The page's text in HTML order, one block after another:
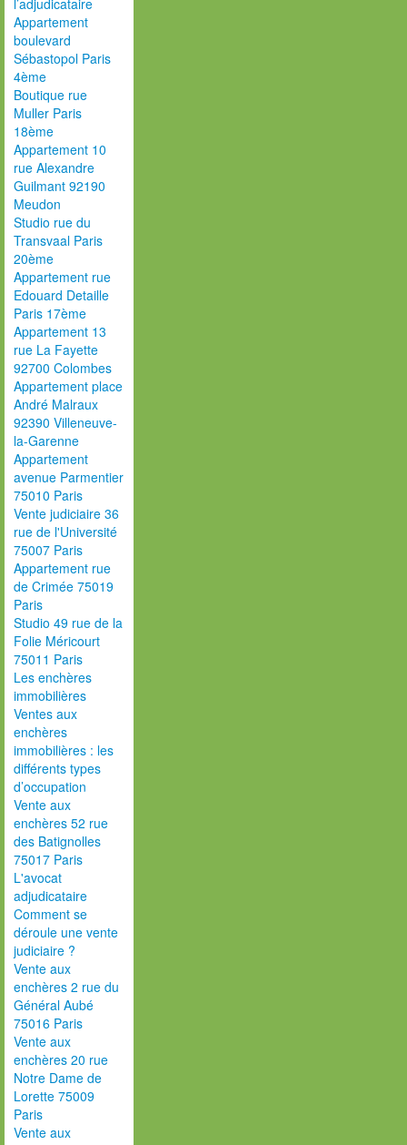
l’adjudicataire
Appartement
boulevard
Sébastopol Paris
4ème
Boutique rue
Muller Paris
18ème
Appartement 10
rue Alexandre
Guilmant 92190
Meudon
Studio rue du
Transvaal Paris
20ème
Appartement rue
Edouard Detaille
Paris 17ème
Appartement 13
rue La Fayette
92700 Colombes
Appartement place
André Malraux
92390 Villeneuve-
la-Garenne
Appartement
avenue Parmentier
75010 Paris
Vente judiciaire 36
rue de l'Université
75007 Paris
Appartement rue
de Crimée 75019
Paris
Studio 49 rue de la
Folie Méricourt
75011 Paris
Les enchères
immobilières
Ventes aux
enchères
immobilières : les
différents types
d’occupation
Vente aux
enchères 52 rue
des Batignolles
75017 Paris
L'avocat
adjudicataire
Comment se
déroule une vente
judiciaire ?
Vente aux
enchères 2 rue du
Général Aubé
75016 Paris
Vente aux
enchères 20 rue
Notre Dame de
Lorette 75009
Paris
Vente aux